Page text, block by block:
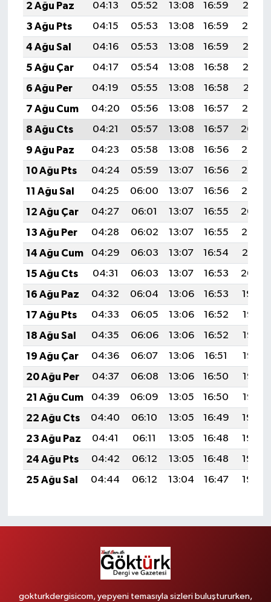
2 Ağu Paz
04:13 05:52 13:08 16:59
20:15
3 Ağu Pts
04:15 05:53 13:08 16:59
20:14
4 Ağu Sal
04:16 05:53 13:08 16:59
20:13
5 Ağu Çar
04:17 05:54 13:08 16:58
20:12
6 Ağu Per
04:19 05:55 13:08 16:58
20:11
7 Ağu Cum
04:20 05:56 13:08 16:57
20:10
8 Ağu Cts
04:21 05:57 13:08 16:57
20:09
9 Ağu Paz
04:23 05:58 13:08 16:56
20:07
10 Ağu Pts
04:24 05:59 13:07 16:56
20:06
11 Ağu Sal
04:25 06:00 13:07 16:56
20:05
12 Ağu Çar
04:27 06:01 13:07 16:55
20:04
13 Ağu Per
04:28 06:02 13:07 16:55
20:02
14 Ağu Cum
04:29 06:03 13:07 16:54
20:01
15 Ağu Cts
04:31 06:03 13:07 16:53
20:00
16 Ağu Paz
04:32 06:04 13:06 16:53
19:59
17 Ağu Pts
04:33 06:05 13:06 16:52
19:57
18 Ağu Sal
04:35 06:06 13:06 16:52
19:56
19 Ağu Çar
04:36 06:07 13:06 16:51
19:55
20 Ağu Per
04:37 06:08 13:06 16:50
19:53
21 Ağu Cum
04:39 06:09 13:05 16:50
19:52
22 Ağu Cts
04:40 06:10 13:05 16:49
19:50
23 Ağu Paz
04:41 06:11 13:05 16:48
19:49
24 Ağu Pts
04:42 06:12 13:05 16:48
19:48
25 Ağu Sal
04:44 06:12 13:04 16:47 19:46
gokturkdergisicom, yepyeni temasıyla sizleri buluştururken,